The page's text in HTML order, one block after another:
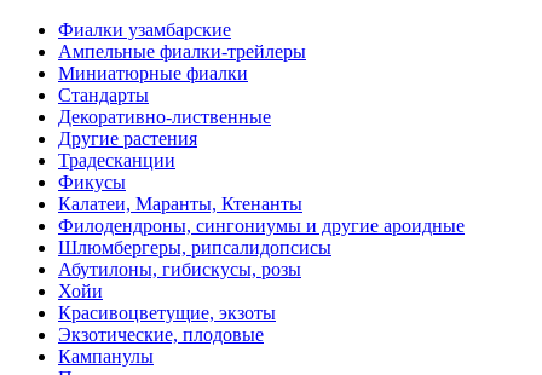
Фиалки узамбарские
Ампельные фиалки-трейлеры
Миниатюрные фиалки
Стандарты
Декоративно-лиственные
Другие растения
Традесканции
Фикусы
Калатеи, Маранты, Ктенанты
Филодендроны, сингониумы и другие ароидные
Шлюмбергеры, рипсалидопсисы
Абутилоны, гибискусы, розы
Хойи
Красивоцветущие, экзоты
Экзотические, плодовые
Кампанулы